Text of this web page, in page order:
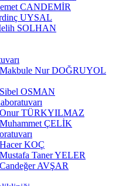
CANDEMİR
UYSAL
SOLHAN
Nur DOĞRUYOL
OSMAN
TÜRKYILMAZ
ÇELİK
KOÇ
Taner YELER
AVŞAR